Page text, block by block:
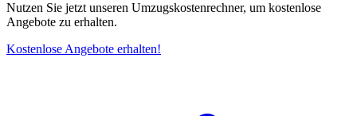
Nutzen Sie jetzt unseren Umzugskostenrechner, um kostenlose
Angebote zu erhalten.
Kostenlose Angebote erhalten!